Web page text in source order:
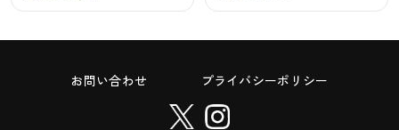
お問い合わせ プライバシーポリシー